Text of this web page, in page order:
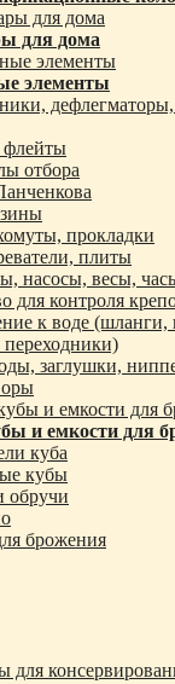
для дома
элементы
отбора
прокладки
плиты
насосы, весы,
для контроля
к воде
переходники)
заглушки,
и емкости для
куба
кубы
брожения
для